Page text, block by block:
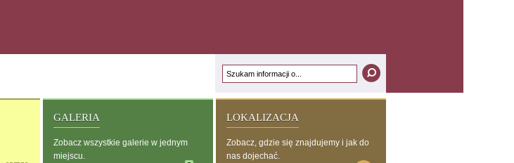
GALERIA
Zobacz wszystkie galerie w jednym
miejscu.
LOKALIZACJA
Zobacz, gdzie się znajdujemy i jak do
nas dojechać.